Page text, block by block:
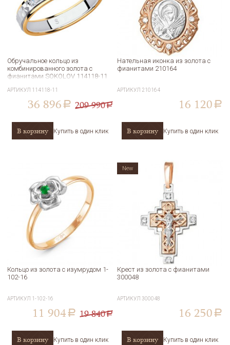
Обручальное кольцо из
комбинированного золота с
фианитами SOKOLOV 114118-11
АРТИКУЛ 114118-11
36 896 a 209 990a
В корзину Купить в один клик
Нательная иконка из золота с
фианитами 210164
АРТИКУЛ 210164
16 120 a
В корзину Купить в один клик
Кольцо из золота с изумрудом 1-
102-16
АРТИКУЛ 1-102-16
11 904 a 19 840a
В корзину Купить в один клик
Крест из золота с фианитами
300048
АРТИКУЛ 300048
16 250 a
В корзину Купить в один клик
New